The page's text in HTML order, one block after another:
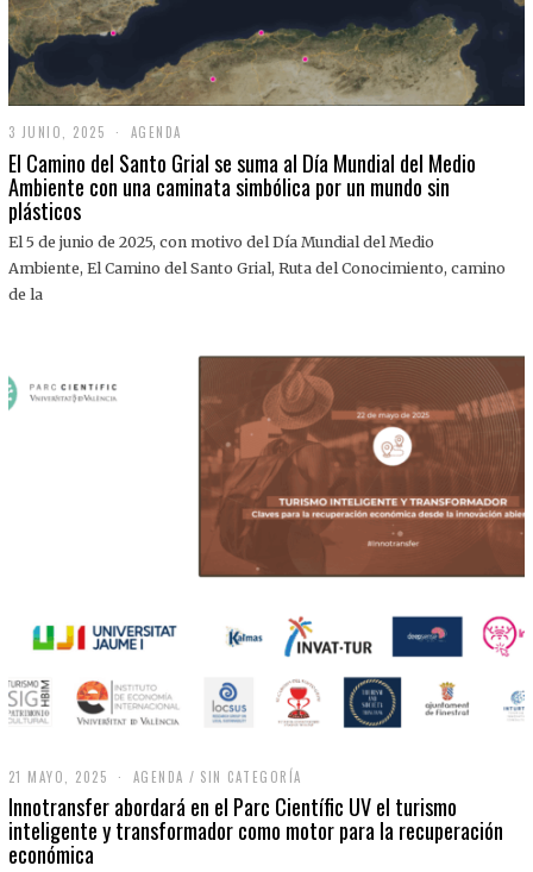
3 JUNIO, 2025
J
U
N
,
0
AGENDA
El Camino del Santo Grial se suma al Día Mundial del Medio
Ambiente con una caminata simbólica por un mundo sin
plásticos
El 5 de junio de 2025, con motivo del Día Mundial del Medio
Ambiente, El Camino del Santo Grial, Ruta del Conocimiento, camino
de la
21 MAYO, 2025
M
A
Y
AGENDA / SIN CATEGORÍA
Innotransfer abordará en el Parc Científic UV el turismo
inteligente y transformador como motor para la recuperación
económica